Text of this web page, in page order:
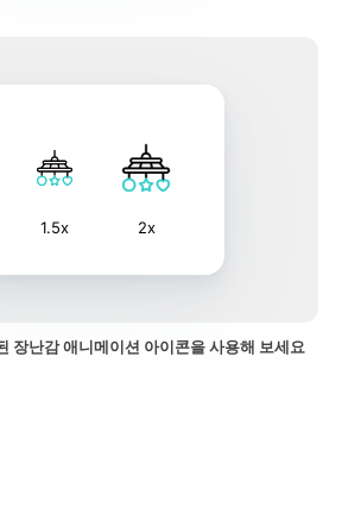
1.5x 2x
장난감 애니메이션 아이콘을 사용해 보세요